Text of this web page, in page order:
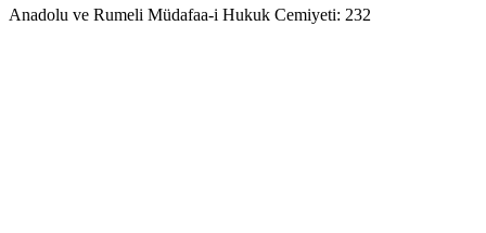
Anadolu ve Rumeli Müdafaa-i Hukuk Cemiyeti: 232